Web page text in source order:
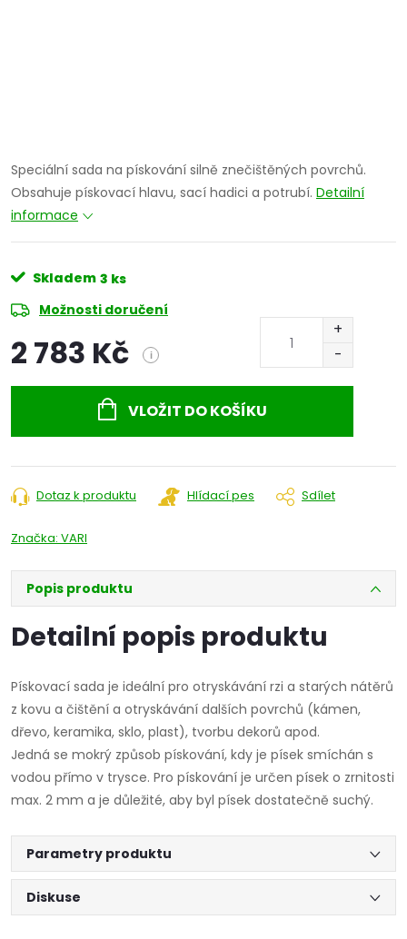
Speciální sada na pískování silně znečištěných povrchů.
Obsahuje pískovací hlavu, sací hadici a potrubí. Detailní
informace
Skladem 3 ks
Možnosti doručení
2 783 Kč i
VLOŽIT DO KOŠÍKU
Dotaz k produktu Hlídací pes Sdílet
Značka: VARI
Popis produktu
Detailní popis produktu
Pískovací sada je ideální pro otryskávání rzi a starých nátěrů
z kovu a čištění a otryskávání dalších povrchů (kámen,
dřevo, keramika, sklo, plast), tvorbu dekorů apod.
Jedná se mokrý způsob pískování, kdy je písek smíchán s
vodou přímo v trysce. Pro pískování je určen písek o zrnitosti
max. 2 mm a je důležité, aby byl písek dostatečně suchý.
Parametry produktu
Diskuse